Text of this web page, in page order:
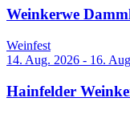
Weinkerwe
Weinfest
14. Aug. 2026 - 16.
Hainfelder